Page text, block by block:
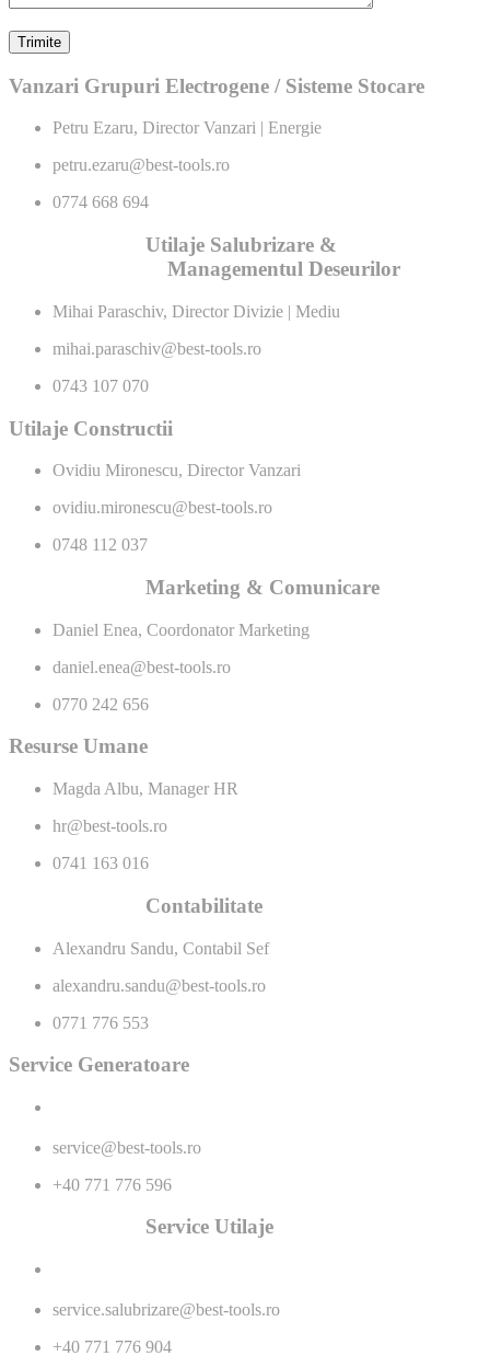
Vanzari Grupuri Electrogene / Sisteme Stocare
Petru Ezaru, Director Vanzari | Energie
petru.ezaru@best-tools.ro
0774 668 694
Utilaje Salubrizare &
Managementul Deseurilor
Mihai Paraschiv, Director Divizie | Mediu
mihai.paraschiv@best-tools.ro
0743 107 070
Utilaje Constructii
Ovidiu Mironescu, Director Vanzari
ovidiu.mironescu@best-tools.ro
0748 112 037
Marketing & Comunicare
Daniel Enea, Coordonator Marketing
daniel.enea@best-tools.ro
0770 242 656
Resurse Umane
Magda Albu, Manager HR
hr@best-tools.ro
0741 163 016
Contabilitate
Alexandru Sandu, Contabil Sef
alexandru.sandu@best-tools.ro
0771 776 553
Service Generatoare
service@best-tools.ro
+40 771 776 596
Service Utilaje
service.salubrizare@best-tools.ro
+40 771 776 904